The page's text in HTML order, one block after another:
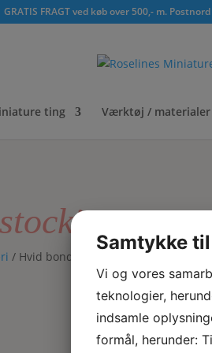
GRATIS FRAGT ved køb over 500,- m.
ting Værktøj / materialer
/ Hvid bonde bodystocking
Samtykke
Vi og vores
teknologier,
indsamle
formål, herunder: